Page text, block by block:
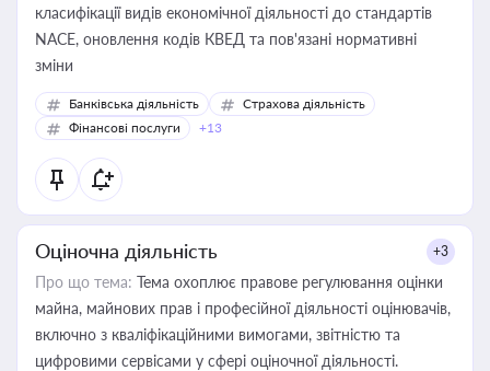
класифікації видів економічної діяльності до стандартів
NACE, оновлення кодів КВЕД та пов'язані нормативні
зміни
Банківська діяльність
Страхова діяльність
Фінансові послуги
+13
Оціночна діяльність +3
Про що тема: Тема охоплює правове регулювання оцінки
майна, майнових прав і професійної діяльності оцінювачів,
включно з кваліфікаційними вимогами, звітністю та
цифровими сервісами у сфері оціночної діяльності.